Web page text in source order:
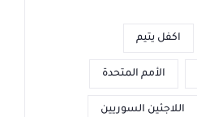
اكفل يتيم
الأمم المتحدة
اللاجئين السوريين